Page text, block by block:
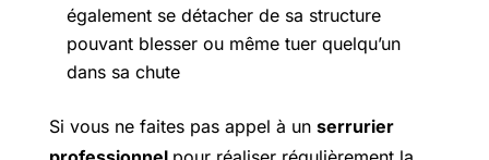
également se détacher de sa structure
pouvant blesser ou même tuer quelqu’un
dans sa chute
Si vous ne faites pas appel à un serrurier